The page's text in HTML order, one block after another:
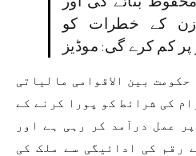
کے خطرات کو
کم کرے گی: موڈیز
بین الاقوامی مالیاتی
کی شرائط کو پورا کرنے کے
عمل درآمد کر رہی ہے اور
رقم کی ادائیگی سے ملک کی